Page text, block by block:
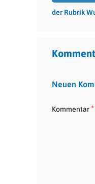
der Rubrik
Neuen
Kommentar*